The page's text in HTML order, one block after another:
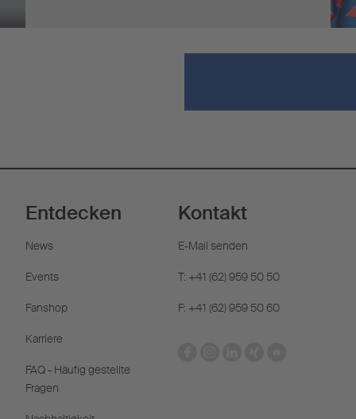
Entdecken
News
Events
Fanshop
Karriere
FAQ - Häufig gestellte
Fragen
Kontakt
E-Mail senden
T: +41 (62) 959 50 50
F: +41 (62) 959 50 60